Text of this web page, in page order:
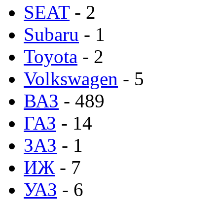
SEAT- 2
Subaru - 1
Toyota - 2
Volkswagen - 5
ВАЗ - 489
ГАЗ - 14
ЗАЗ - 1
ИЖ - 7
УАЗ - 6